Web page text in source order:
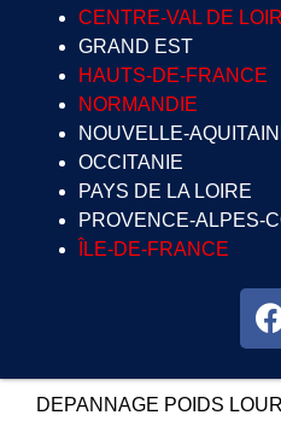
CENTRE-VAL DE
GRAND EST
HAUTS-DE-FRANCE
NORMANDIE
NOUVELLE-
OCCITANIE
PAYS DE LA LOIRE
PROVENCE-ALPES-
ÎLE-DE-FRANCE
DEPANNAGE POIDS